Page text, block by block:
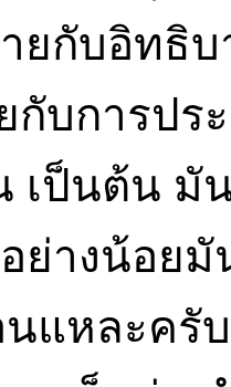
ยกับอิทธิ
กับการปร
เป็นต้น มั
ย่างน้อย
หละครับ